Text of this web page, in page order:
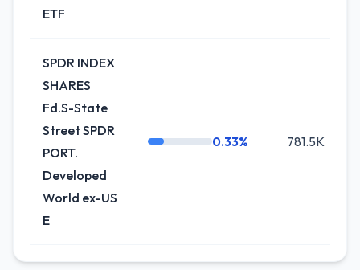
ETF
SPDR INDEX
SHARES
Fd.S-State
Street SPDR
PORT.
Developed
World ex-US
E
0.33% 781.5K